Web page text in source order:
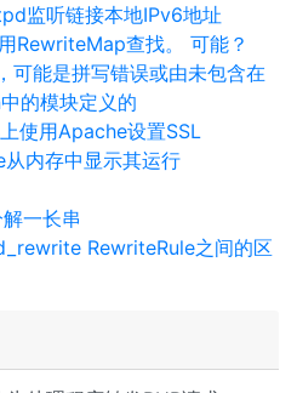
监听链接本地IPv6地址
RewriteMap查找。 可能？
可能是拼写错误或由未包含在
的模块定义的
使用Apache设置SSL
内存中显示其运行
一长串
RewriteRule之间的区